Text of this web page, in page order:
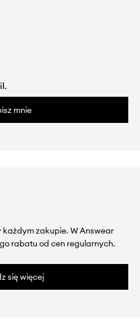
mnie
każdym zakupie. W Answear
rabatu od cen regularnych.
się więcej